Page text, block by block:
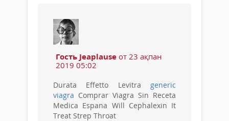
Гость Jeaplause от 23 ақпан
2019 05:02
Durata Effetto Levitra generic
viagra Comprar Viagra Sin Receta
Medica Espana Will Cephalexin It
Treat Strep Throat